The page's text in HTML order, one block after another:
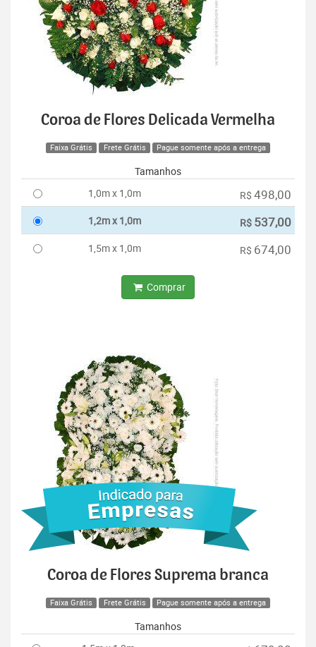
Coroa de Flores Delicada Vermelha
Faixa Grátis Frete Grátis Pague somente após a entrega
Tamanhos
1,0m x 1,0m
R$ 498,00
1,2m x 1,0m R$ 537,00
1,5m x 1,0m R$ 674,00
Comprar
Coroa de Flores Suprema branca
Faixa Grátis Frete Grátis Pague somente após a entrega
Tamanhos